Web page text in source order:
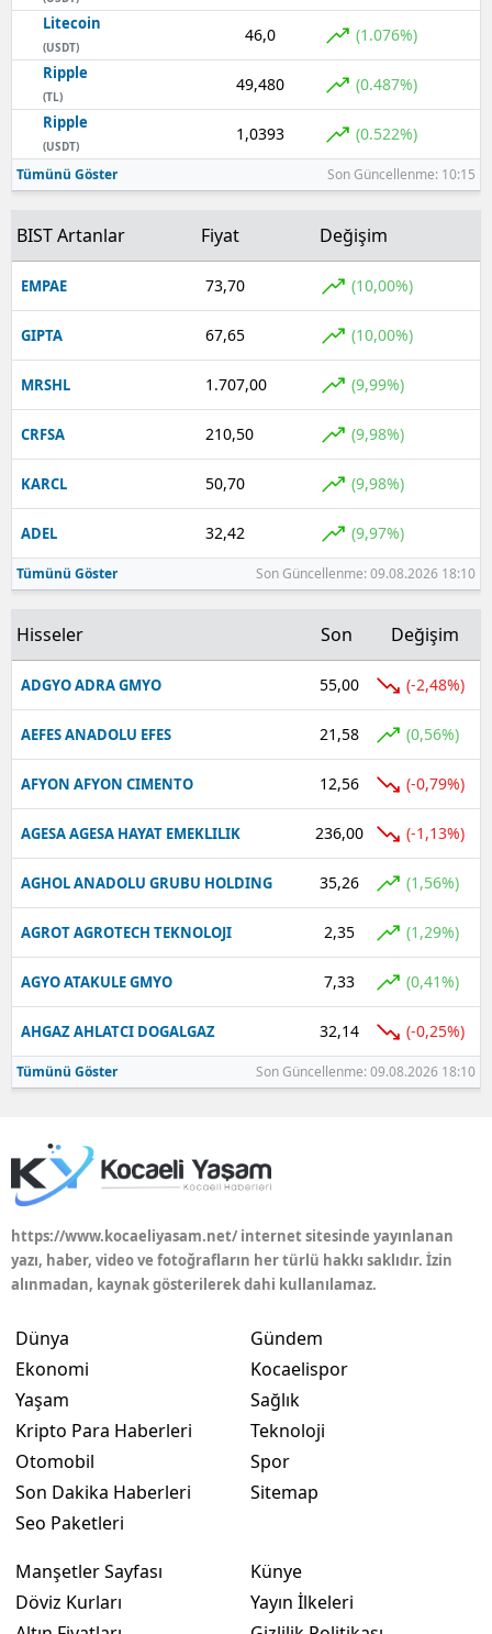
Niğde
Ordu
Sakarya
Samsun
Siirt
Sinop
Sivas
Tekirdağ
Trabzon
Tunceli
Şanlıurfa
Van
Yozgat
Zonguldak
Aksaray
Bayburt
Kırıkkale
Batman
Şırnak
Ardahan
Karabük
Kilis
Düzce
Litecoin
(USDT)
46,0 (1.076%)
Ripple
(TL)
49,480 (0.487%)
Ripple
(USDT)
1,0393 (0.522%)
Tümünü Göster Son Güncellenme: 10:15
BIST Artanlar Fiyat Değişim
EMPAE 73,70 (10,00%)
GIPTA 67,65 (10,00%)
MRSHL 1.707,00 (9,99%)
CRFSA 210,50 (9,98%)
KARCL 50,70 (9,98%)
ADEL 32,42 (9,97%)
Tümünü Göster Son Güncellenme: 09.08.2026 18:10
Hisseler Son Değişim
ADGYO ADRA GMYO 55,00 (-2,48%)
AEFES ANADOLU EFES 21,58 (0,56%)
AFYON AFYON CIMENTO 12,56 (-0,79%)
AGESA AGESA HAYAT EMEKLILIK 236,00 (-1,13%)
AGHOL ANADOLU GRUBU HOLDING 35,26 (1,56%)
AGROT AGROTECH TEKNOLOJI 2,35 (1,29%)
AGYO ATAKULE GMYO 7,33 (0,41%)
AHGAZ AHLATCI DOGALGAZ 32,14 (-0,25%)
Tümünü Göster Son Güncellenme: 09.08.2026 18:10
https://www.kocaeliyasam.net/ internet sitesinde yayınlanan
yazı, haber, video ve fotoğrafların her türlü hakkı saklıdır. İzin
alınmadan, kaynak gösterilerek dahi kullanılamaz.
Dünya
Ekonomi
Yaşam
Kripto Para Haberleri
Otomobil
Son Dakika Haberleri
Seo Paketleri
Gündem
Kocaelispor
Sağlık
Teknoloji
Spor
Sitemap
Manşetler Sayfası
Döviz Kurları
Künye
Yayın İlkeleri